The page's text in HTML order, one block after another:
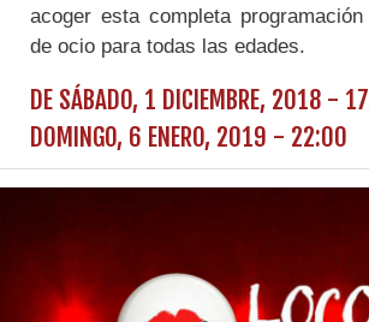
acoger esta completa
de ocio para todas las edades.
DE SÁBADO, 1 DICIEMBRE, 2018 -
DOMINGO, 6 ENERO, 2019 - 22:00